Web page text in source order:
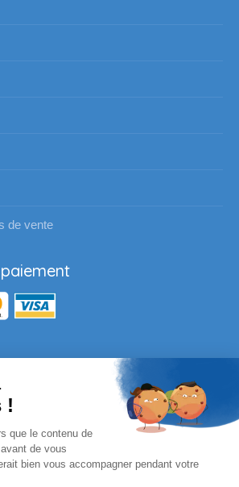
de vente
souhaitez passer une
pour votre école ?
!
que le contenu de
de vous
bien vous accompagner pendant votre